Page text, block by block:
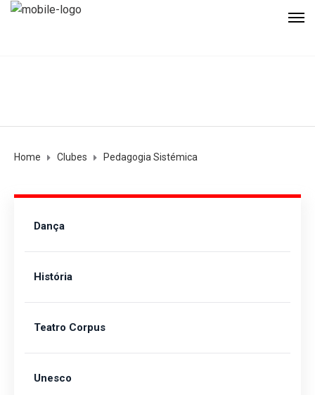
Home Clubes Pedagogia Sistémica
Dança
História
Teatro Corpus
Unesco